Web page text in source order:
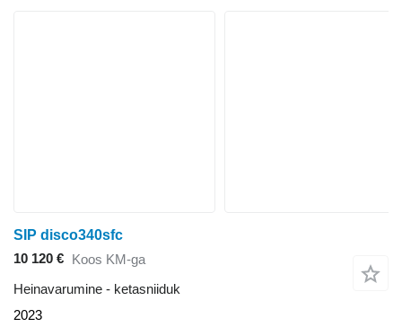
SIP disco340sfc
10 120 € Koos KM-ga
Heinavarumine - ketasniiduk
2023